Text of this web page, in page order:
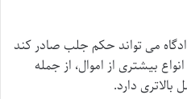
می تواند حکم جلب صادر کند
بیشتری از اموال، از جمله
بالاتری دارد.